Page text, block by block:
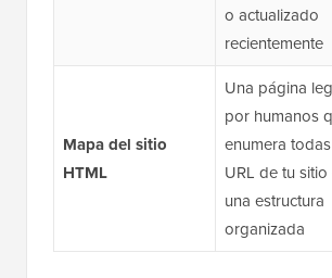
o actualizado
recientemente
Mapa del sitio
HTML
Una página
por humanos
enumera
URL de tu sitio
una estructura
organizada